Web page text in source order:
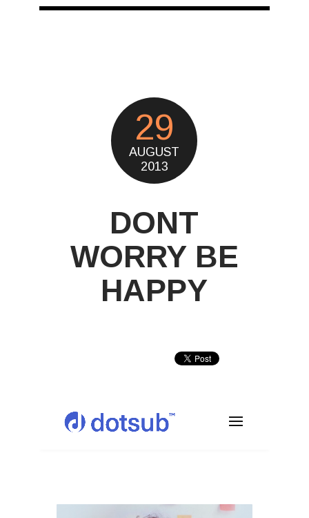
29
AUGUST
2013
DONT
WORRY BE
HAPPY